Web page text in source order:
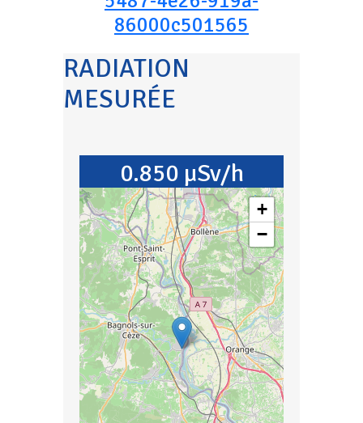
86000c501565
RADIATION
MESURÉE
0.850 µSv/h
+
−